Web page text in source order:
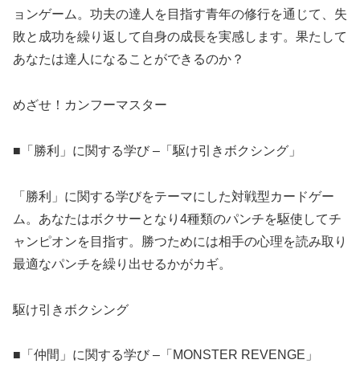
ョンゲーム。功夫の達人を目指す青年の修行を通じて、失
敗と成功を繰り返して自身の成長を実感します。果たして
あなたは達人になることができるのか？
めざせ！カンフーマスター
■「勝利」に関する学び –「駆け引きボクシング」
「勝利」に関する学びをテーマにした対戦型カードゲー
ム。あなたはボクサーとなり4種類のパンチを駆使してチ
ャンピオンを目指す。勝つためには相手の心理を読み取り
最適なパンチを繰り出せるかがカギ。
駆け引きボクシング
■「仲間」に関する学び –「MONSTER REVENGE」